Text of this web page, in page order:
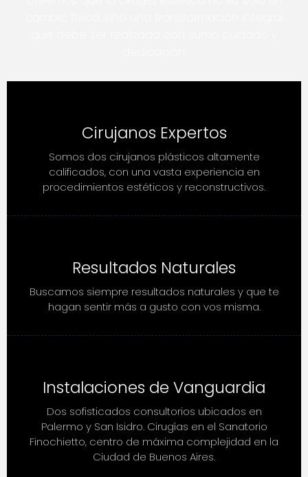
Cirujanos Expertos
Somos dos cirujanos plásticos altamente
calificados, con una vasta experiencia en
procedimientos estéticos y reconstructivos.
Resultados Naturales
Buscamos siempre resultados naturales y que te
hagan sentir más a gusto con vos misma.
Instalaciones de Vanguardia
Dos sofisticados consultorios ubicados en
Palermo y San Isidro. Cirugías en el Sanatorio
Finochietto, centro de máxima complejidad en la
Ciudad de Buenos Aires.